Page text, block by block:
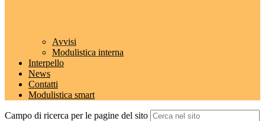
Avvisi
Modulistica interna
Interpello
News
Contatti
Modulistica smart
Campo di ricerca per le pagine del sito